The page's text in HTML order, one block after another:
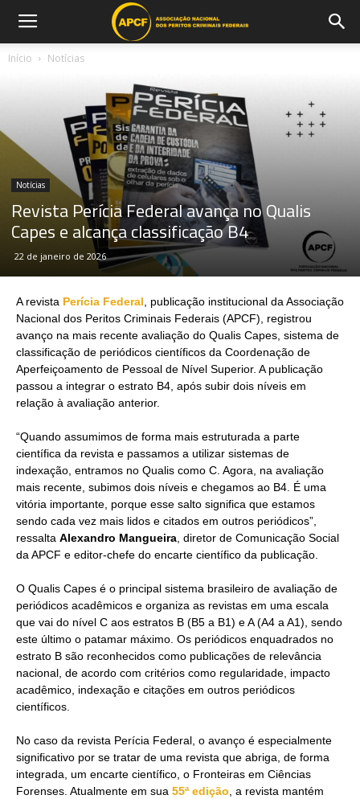
Início Notícias
Notícias
Revista Perícia Federal avança no Qualis
Capes e alcança classificação B4
22 de janeiro de 2026
A revista Perícia Federal, publicação institucional da Associação
Nacional dos Peritos Criminais Federais (APCF), registrou
avanço na mais recente avaliação do Qualis Capes, sistema de
classificação de periódicos científicos da Coordenação de
Aperfeiçoamento de Pessoal de Nível Superior. A publicação
passou a integrar o estrato B4, após subir dois níveis em
relação à avaliação anterior.
“Quando assumimos de forma mais estruturada a parte
científica da revista e passamos a utilizar sistemas de
indexação, entramos no Qualis como C. Agora, na avaliação
mais recente, subimos dois níveis e chegamos ao B4. É uma
vitória importante, porque esse salto significa que estamos
sendo cada vez mais lidos e citados em outros periódicos”,
ressalta Alexandro Mangueira, diretor de Comunicação Social
da APCF e editor-chefe do encarte científico da publicação.
O Qualis Capes é o principal sistema brasileiro de avaliação de
periódicos acadêmicos e organiza as revistas em uma escala
que vai do nível C aos estratos B (B5 a B1) e A (A4 a A1), sendo
este último o patamar máximo. Os periódicos enquadrados no
estrato B são reconhecidos como publicações de relevância
nacional, de acordo com critérios como regularidade, impacto
acadêmico, indexação e citações em outros periódicos
científicos.
No caso da revista Perícia Federal, o avanço é especialmente
significativo por se tratar de uma revista que abriga, de forma
integrada, um encarte científico, o Fronteiras em Ciências
Forenses. Atualmente em sua 55ª edição, a revista mantém